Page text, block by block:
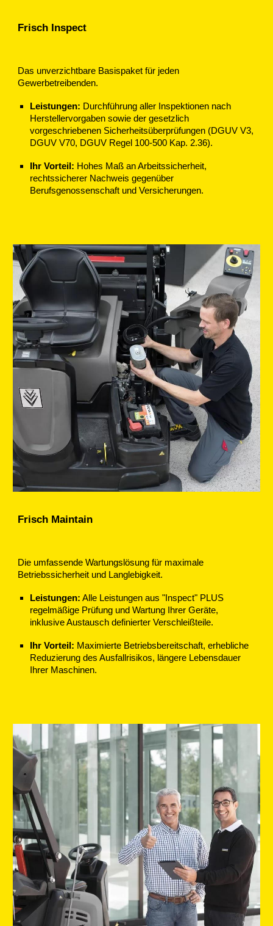
Frisch Inspect
Das unverzichtbare Basispaket für jeden
Gewerbetreibenden.
Leistungen: Durchführung aller Inspektionen nach
Herstellervorgaben sowie der gesetzlich
vorgeschriebenen Sicherheitsüberprüfungen (DGUV V3,
DGUV V70, DGUV Regel 100-500 Kap. 2.36).
Ihr Vorteil: Hohes Maß an Arbeitssicherheit,
rechtssicherer Nachweis gegenüber
Berufsgenossenschaft und Versicherungen.
Frisch Maintain
Die umfassende Wartungslösung für maximale
Betriebssicherheit und Langlebigkeit.
Leistungen: Alle Leistungen aus "Inspect" PLUS
regelmäßige Prüfung und Wartung Ihrer Geräte,
inklusive Austausch definierter Verschleißteile.
Ihr Vorteil: Maximierte Betriebsbereitschaft, erhebliche
Reduzierung des Ausfallrisikos, längere Lebensdauer
Ihrer Maschinen.